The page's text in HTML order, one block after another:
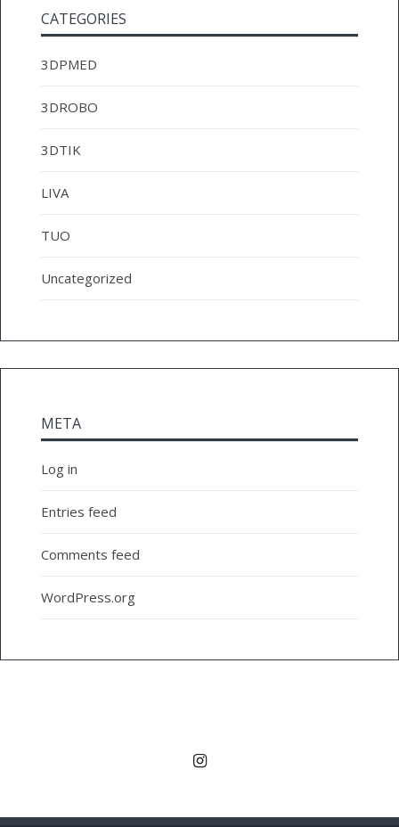
CATEGORIES
3DPMED
3DROBO
3DTIK
LIVA
TUO
Uncategorized
META
Log in
Entries feed
Comments feed
WordPress.org